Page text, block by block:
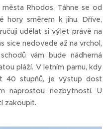
Rhodos. Táhne se od
hory směrem k jihu. Dříve,
udělat si výlet právě na
sice nedovede až na vrchol,
vám bude nádherná
pláží. V letním parnu, kdy
40 stupňů, je výstup dost
naprostou nezbytností. U
zakoupit.